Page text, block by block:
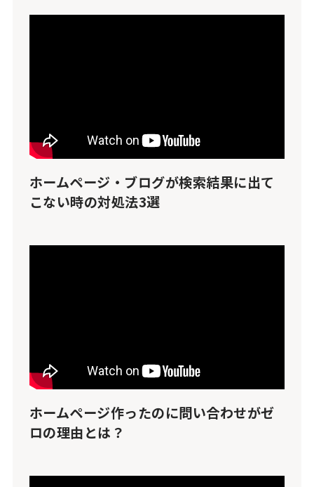
ホームページ・ブログが検索結果に出て
こない時の対処法3選
ホームページ作ったのに問い合わせがゼ
ロの理由とは？